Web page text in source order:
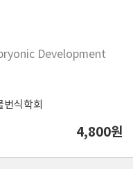
Development
번식학회
4,800원